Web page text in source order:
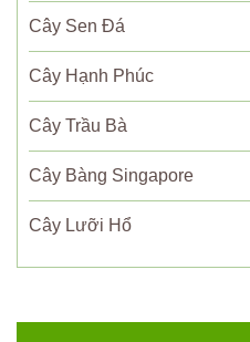
Cây Sen Đá
Cây Hạnh Phúc
Cây Trầu Bà
Cây Bàng Singapore
Cây Lưỡi Hổ